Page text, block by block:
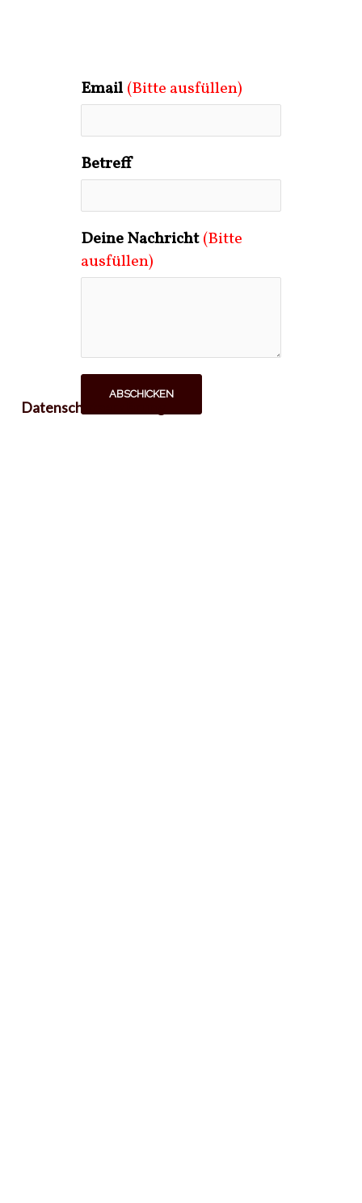
Email (Bitte ausfüllen)
Betreff
Deine Nachricht (Bitte
ausfüllen)
ABSCHICKEN
Datenschutzerklärung